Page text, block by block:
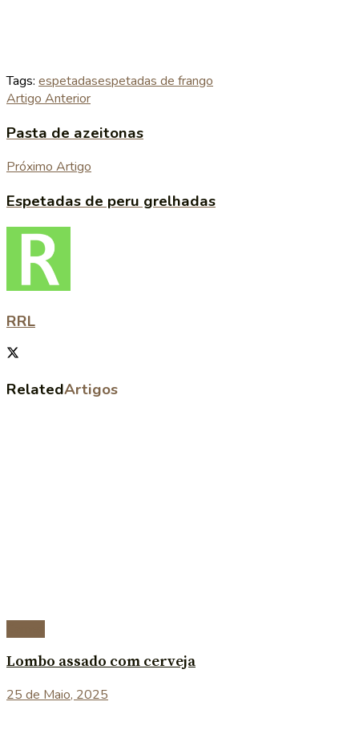
Tags: espetadasespetadas de frango
Artigo Anterior
Pasta de azeitonas
Próximo Artigo
Espetadas de peru grelhadas
RRL
RelatedArtigos
Lombo assado com cerveja
25 de Maio, 2025